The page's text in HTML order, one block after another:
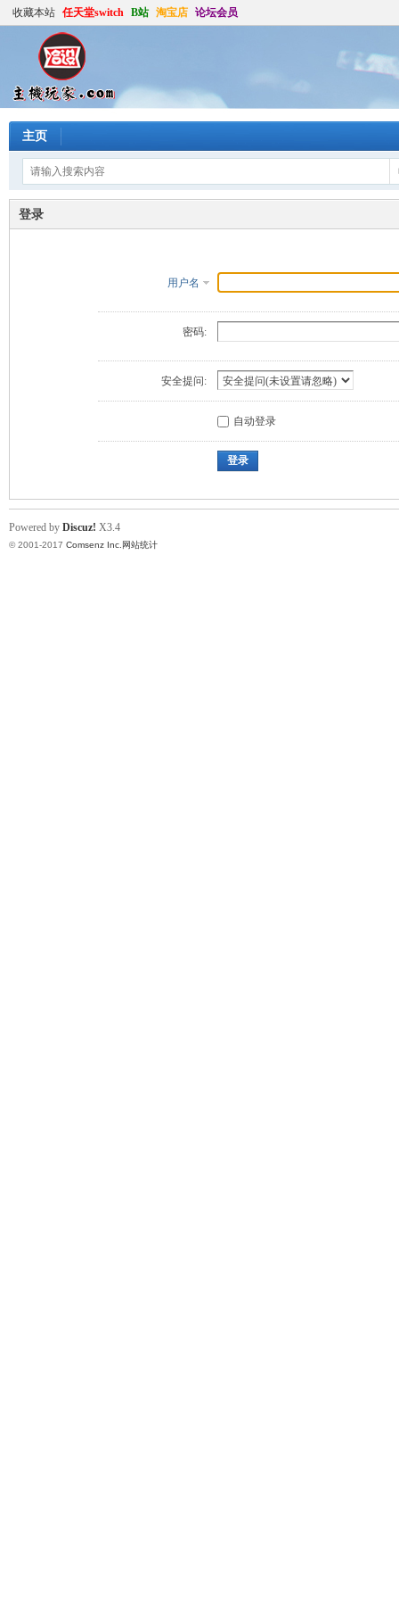
收藏本站 任天堂switch B站 淘宝店 论坛会员
主页
登录
用户名
密码:
安全提问:
自动登录
登录
Powered by Discuz! X3.4
© 2001-2017 Comsenz Inc. 网站统计